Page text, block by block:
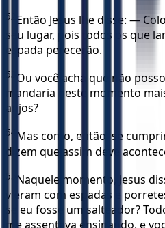
52 Então Jesus lhe disse: —
seu lugar, pois todos os que
espada perecerão.
53 Ou você acha que não
mandaria neste momento
anjos?
54 Mas como, então, se
dizem que assim deve
55 Naquele momento, Jesus
vieram com espadas e
se eu fosse um salteador?
me assentava ensinando, e